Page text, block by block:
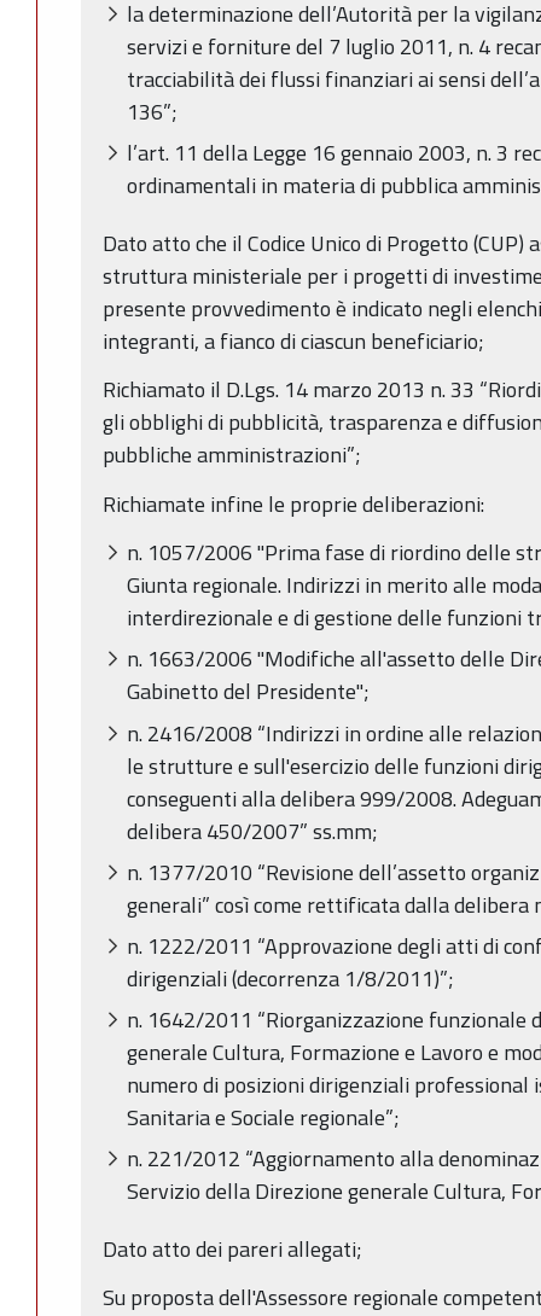
la determinazione dell’Autorità per la
servizi e forniture del 7 luglio 2011, n. 4
tracciabilità dei flussi finanziari ai sensi
136”;
l’art. 11 della Legge 16 gennaio 2003, n. 3
ordinamentali in materia di pubblica
Dato atto che il Codice Unico di Progetto
struttura ministeriale per i progetti di
presente provvedimento è indicato negli
integranti, a fianco di ciascun beneficiario;
Richiamato il D.Lgs. 14 marzo 2013 n. 33
gli obblighi di pubblicità, trasparenza e
pubbliche amministrazioni”;
Richiamate infine le proprie deliberazioni:
n. 1057/2006 "Prima fase di riordino delle
Giunta regionale. Indirizzi in merito alle
interdirezionale e di gestione delle funzioni
n. 1663/2006 "Modifiche all'assetto delle
Gabinetto del Presidente";
n. 2416/2008 “Indirizzi in ordine alle
le strutture e sull'esercizio delle funzioni
conseguenti alla delibera 999/2008.
delibera 450/2007” ss.mm;
n. 1377/2010 “Revisione dell’assetto
generali” così come rettificata dalla delibera
n. 1222/2011 “Approvazione degli atti di
dirigenziali (decorrenza 1/8/2011)”;
n. 1642/2011 “Riorganizzazione funzionale
generale Cultura, Formazione e Lavoro e
numero di posizioni dirigenziali professional
Sanitaria e Sociale regionale”;
n. 221/2012 “Aggiornamento alla
Servizio della Direzione generale Cultura,
Dato atto dei pareri allegati;
Su proposta dell'Assessore regionale